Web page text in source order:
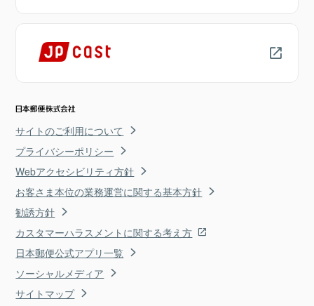
サイトのご利用について
プライバシーポリシー
Webアクセシビリティ方針
お客さま本位の業務運営に関する基本方針
勧誘方針
カスタマーハラスメントに関する考え方
日本郵便公式アプリ一覧
ソーシャルメディア
サイトマップ